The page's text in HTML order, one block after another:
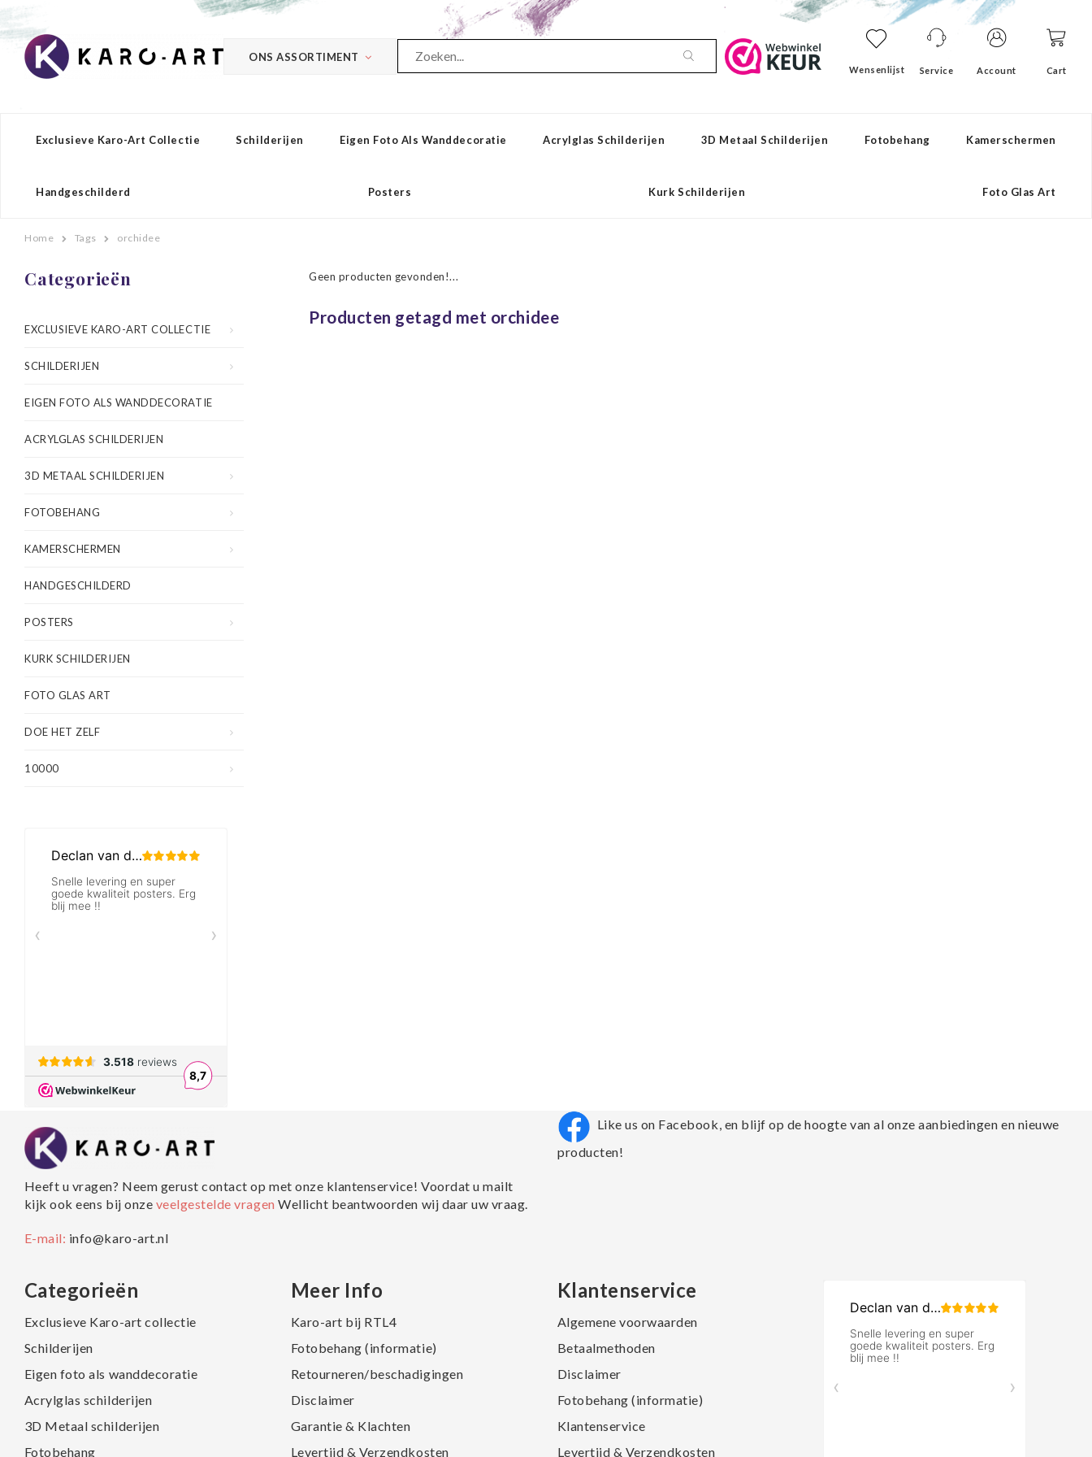
ONS ASSORTIMENT
Wensenlijst Service Account Cart
Exclusieve Karo-Art Collectie Schilderijen Eigen Foto Als Wanddecoratie Acrylglas Schilderijen 3D Metaal Schilderijen Fotobehang Kamerschermen
Handgeschilderd Posters Kurk Schilderijen Foto Glas Art
Home Tags orchidee
Categorieën
EXCLUSIEVE KARO-ART COLLECTIE
SCHILDERIJEN
EIGEN FOTO ALS WANDDECORATIE
ACRYLGLAS SCHILDERIJEN
3D METAAL SCHILDERIJEN
FOTOBEHANG
KAMERSCHERMEN
HANDGESCHILDERD
POSTERS
KURK SCHILDERIJEN
FOTO GLAS ART
DOE HET ZELF
10000
Geen producten gevonden!...
Producten getagd met orchidee
Heeft u vragen? Neem gerust contact op met onze klantenservice! Voordat u mailt
kijk ook eens bij onze veelgestelde vragenWellicht beantwoorden wij daar uw vraag.
E-mail: info@karo-art.nl
Like us on Facebook, en blijf op de hoogte van al onze aanbiedingen en nieuwe
producten!
Categorieën
Exclusieve Karo-art collectie
Schilderijen
Eigen foto als wanddecoratie
Acrylglas schilderijen
3D Metaal schilderijen
Fotobehang
Meer Info
Karo-art bij RTL4
Fotobehang (informatie)
Retourneren/beschadigingen
Disclaimer
Garantie & Klachten
Levertijd & Verzendkosten
Klantenservice
Algemene voorwaarden
Betaalmethoden
Disclaimer
Fotobehang (informatie)
Klantenservice
Levertijd & Verzendkosten